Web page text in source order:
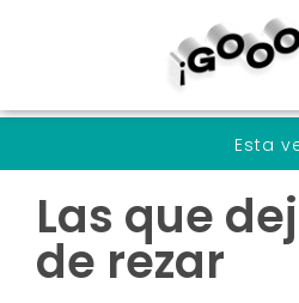
Esta ventana
Las que
de rezar